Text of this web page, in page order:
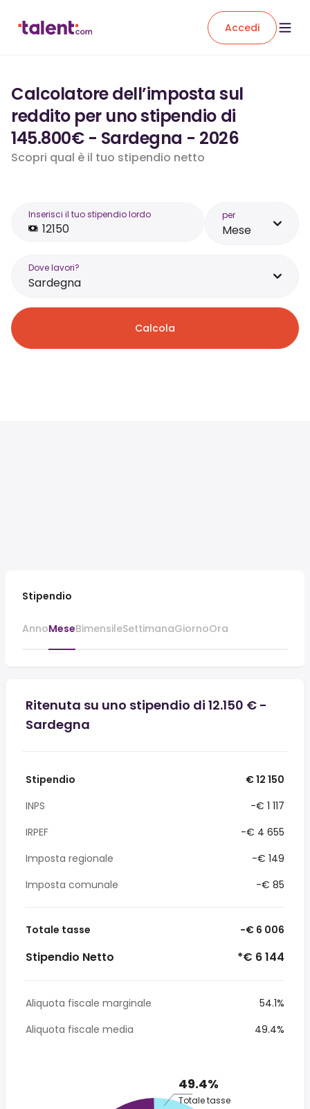
Accedi
Calcolatore dell’imposta sul
reddito per uno stipendio di
145.800€ - Sardegna - 2026
Scopri qual è il tuo stipendio netto
Inserisci il tuo stipendio lordo per
Mese
Dove lavori?
Sardegna
Calcola
Stipendio
AnnoMeseBimensileSettimanaGiornoOra
Ritenuta su uno stipendio di 12.150 € -
Sardegna
Stipendio
€ 12 150
INPS
-€ 1 117
IRPEF
-€ 4 655
Imposta regionale
-€ 149
Imposta comunale
-€ 85
Totale tasse -€ 6 006
Stipendio Netto *€ 6 144
Aliquota fiscale marginale
54.1%
Aliquota fiscale media
49.4%
49.4%
Totale tasse